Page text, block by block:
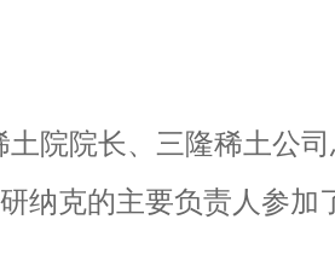
土院院长、三隆稀土公
纳克的主要负责人参加